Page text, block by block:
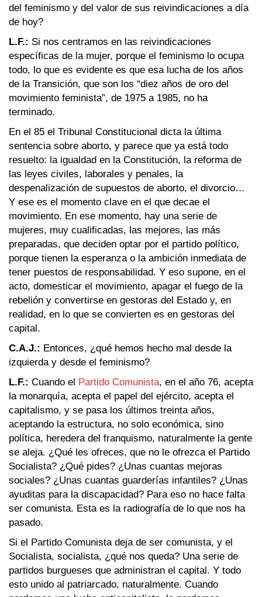
del feminismo y del valor de sus reivindicaciones a día
de hoy?
L.F.: Si nos centramos en las reivindicaciones
específicas de la mujer, porque el feminismo lo ocupa
todo, lo que es evidente es que esa lucha de los años
de la Transición, que son los “diez años de oro del
movimiento feminista”, de 1975 a 1985, no ha
terminado.
En el 85 el Tribunal Constitucional dicta la última
sentencia sobre aborto, y parece que ya está todo
resuelto: la igualdad en la Constitución, la reforma de
las leyes civiles, laborales y penales, la
despenalización de supuestos de aborto, el divorcio…
Y ese es el momento clave en el que decae el
movimiento. En ese momento, hay una serie de
mujeres, muy cualificadas, las mejores, las más
preparadas, que deciden optar por el partido político,
porque tienen la esperanza o la ambición inmediata de
tener puestos de responsabilidad. Y eso supone, en el
acto, domesticar el movimiento, apagar el fuego de la
rebelión y convertirse en gestoras del Estado y, en
realidad, en lo que se convierten es en gestoras del
capital.
C.A.J.: Entonces, ¿qué hemos hecho mal desde la
izquierda y desde el feminismo?
L.F.: Cuando el ‪Partido Comunista, en el año 76, acepta
la monarquía, acepta el papel del ejército, acepta el
capitalismo, y se pasa los últimos treinta años,
aceptando la estructura, no solo económica, sino
política, heredera del franquismo, naturalmente la gente
se aleja. ¿Qué les ofreces, que no le ofrezca el Partido
Socialista? ¿Qué pides? ¿Unas cuantas mejoras
sociales? ¿Unas cuantas guarderías infantiles? ¿Unas
ayuditas para la discapacidad? Para eso no hace falta
ser comunista. Esta es la radiografía de lo que nos ha
pasado.
Si el Partido Comunista deja de ser comunista, y el
Socialista, socialista, ¿qué nos queda? Una serie de
partidos burgueses que administran el capital. Y todo
esto unido al patriarcado, naturalmente. Cuando